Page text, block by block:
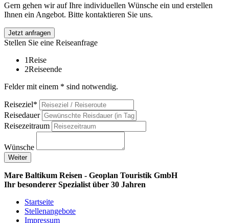
Gern gehen wir auf Ihre individuellen Wünsche ein und erstellen
Ihnen ein Angebot. Bitte kontaktieren Sie uns.
Jetzt anfragen
Stellen Sie eine Reiseanfrage
1Reise
2Reiseende
Felder mit einem * sind notwendig.
Reiseziel*
Reisedauer
Reisezeitraum
Wünsche
Weiter
Mare Baltikum Reisen - Geoplan Touristik GmbH
Ihr besonderer Spezialist über 30 Jahren
Startseite
Stellenangebote
Impressum